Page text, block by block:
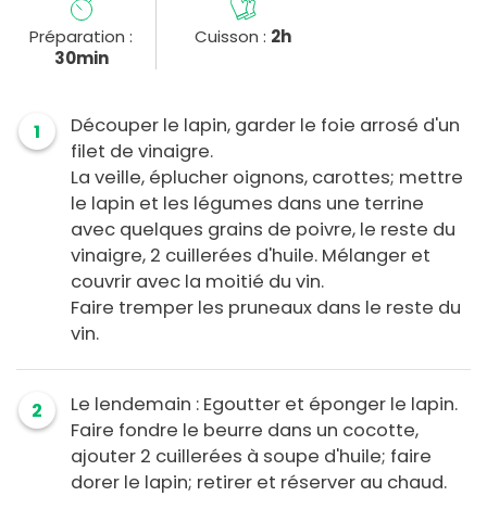
Préparation :
30min
Cuisson : 2h
1
Découper le lapin, garder le foie arrosé d'un
filet de vinaigre.
La veille, éplucher oignons, carottes; mettre
le lapin et les légumes dans une terrine
avec quelques grains de poivre, le reste du
vinaigre, 2 cuillerées d'huile. Mélanger et
couvrir avec la moitié du vin.
Faire tremper les pruneaux dans le reste du
vin.
2
Le lendemain : Egoutter et éponger le lapin.
Faire fondre le beurre dans un cocotte,
ajouter 2 cuillerées à soupe d'huile; faire
dorer le lapin; retirer et réserver au chaud.